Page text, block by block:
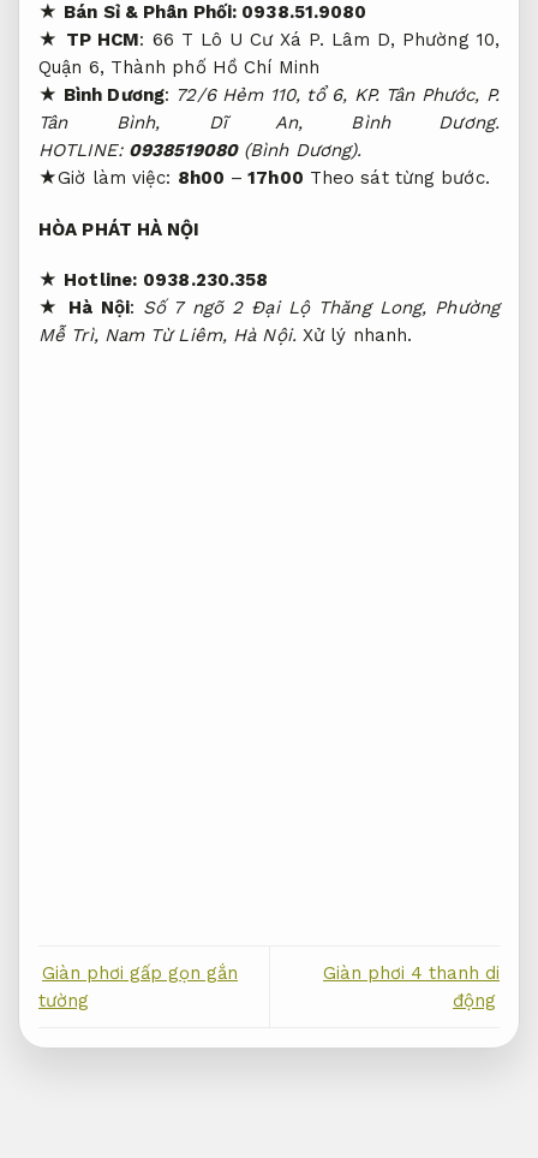
★ Bán Sỉ & Phân Phối: 0938.51.9080
★ TP HCM: 66 T Lô U Cư Xá P. Lâm D, Phường 10,
Quận 6, Thành phố Hồ Chí Minh
★ Bình Dương: 72/6 Hẻm 110, tổ 6, KP. Tân Phước, P.
Tân Bình, Dĩ An, Bình Dương.
HOTLINE: 0938519080(Bình Dương).
★Giờ làm việc: 8h00 – 17h00 Theo sát từng bước.
HÒA PHÁT HÀ NỘI
★ Hotline: 0938.230.358
★ Hà Nội: Số 7 ngõ 2 Đại Lộ Thăng Long, Phường
Mễ Trì, Nam Từ Liêm, Hà Nội. Xử lý nhanh.
Giàn phơi gấp gọn gắn
tường
Giàn phơi 4 thanh di
động